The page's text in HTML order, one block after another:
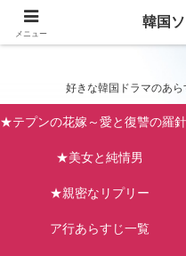
韓国
好きな韓国ドラマのあ
★美女と純情男
★親密なリプリー
ア行あらすじ一覧
メニュー
韓国ソ